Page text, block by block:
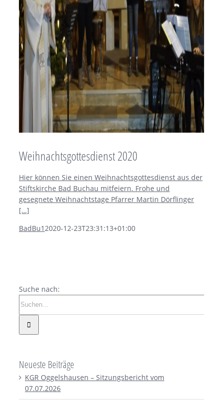
Weihnachtsgottesdienst 2020
Hier können Sie einen Weihnachtsgottesdienst aus der
Stiftskirche Bad Buchau mitfeiern. Frohe und
gesegnete Weihnachtstage Pfarrer Martin Dörflinger
[…]
BadBu1 2020-12-23T23:31:13+01:00
Suche nach:
Neueste Beiträge
KGR Oggelshausen – Sitzungsbericht vom
07.07.2026